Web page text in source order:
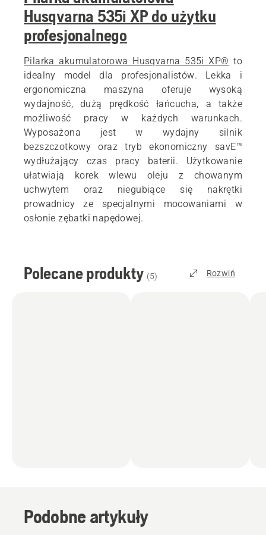
Husqvarna 535i XP do użytku
profesjonalnego
Pilarka akumulatorowa Husqvarna 535i XP® to
idealny model dla profesjonalistów. Lekka i
ergonomiczna maszyna oferuje wysoką
wydajność, dużą prędkość łańcucha, a także
możliwość pracy w każdych warunkach.
Wyposażona jest w wydajny silnik
bezszczotkowy oraz tryb ekonomiczny savE™
wydłużający czas pracy baterii. Użytkowanie
ułatwiają korek wlewu oleju z chowanym
uchwytem oraz niegubiące się nakrętki
prowadnicy ze specjalnymi mocowaniami w
osłonie zębatki napędowej.
Polecane produkty (5) Rozwiń
Podobne artykuły